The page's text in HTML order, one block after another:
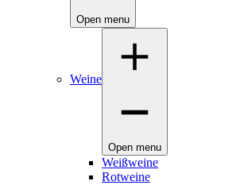
Open menu
Weine
Open menu
Weißweine
Rotweine